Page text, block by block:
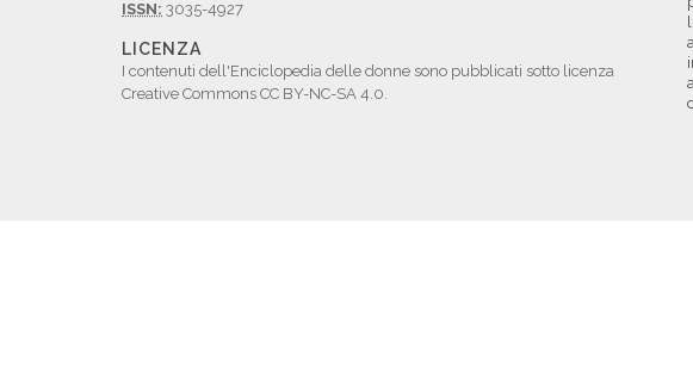
ISSN: 3035-4927
LICENZA
I contenuti dell'Enciclopedia delle donne sono pubblicati sotto licenza
Creative Commons CC BY-NC-SA 4.0.